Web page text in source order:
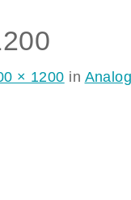
× 1200 in Analog